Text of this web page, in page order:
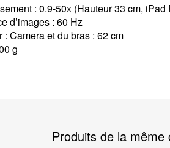
: 0.9-50x (Hauteur 33 cm, iPad
d’images : 60 Hz
: Camera et du bras : 62 cm
g
Produits de la même